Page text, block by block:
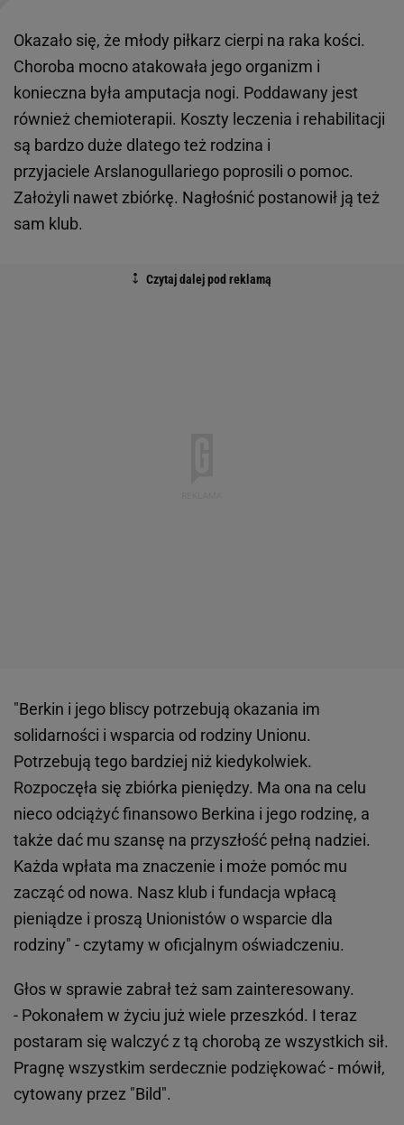
Okazało się, że młody piłkarz cierpi na raka kości.
Choroba mocno atakowała jego organizm i
konieczna była amputacja nogi. Poddawany jest
również chemioterapii. Koszty leczenia i rehabilitacji
są bardzo duże dlatego też rodzina i
przyjaciele Arslanogullariego poprosili o pomoc.
Założyli nawet zbiórkę. Nagłośnić postanowił ją też
sam klub.
"Berkin i jego bliscy potrzebują okazania im
solidarności i wsparcia od rodziny Unionu.
Potrzebują tego bardziej niż kiedykolwiek.
Rozpoczęła się zbiórka pieniędzy. Ma ona na celu
nieco odciążyć finansowo Berkina i jego rodzinę, a
także dać mu szansę na przyszłość pełną nadziei.
Każda wpłata ma znaczenie i może pomóc mu
zacząć od nowa. Nasz klub i fundacja wpłacą
pieniądze i proszą Unionistów o wsparcie dla
rodziny" - czytamy w oficjalnym oświadczeniu.
Głos w sprawie zabrał też sam zainteresowany.
- Pokonałem w życiu już wiele przeszkód. I teraz
postaram się walczyć z tą chorobą ze wszystkich sił.
Pragnę wszystkim serdecznie podziękować - mówił,
cytowany przez "Bild".